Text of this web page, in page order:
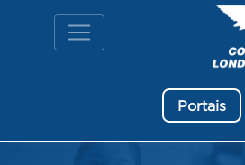
Portais